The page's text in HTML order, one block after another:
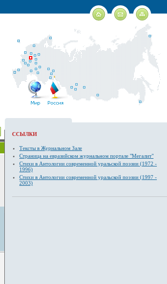
ССЫЛКИ
Тексты в Журнальном Зале
Страница на евразийском журнальном портале "Мегалит"
Стихи в Антологии современной уральской поэзии (1972 -
1996)
Стихи в Антологии современной уральской поэзии (1997 -
2003)